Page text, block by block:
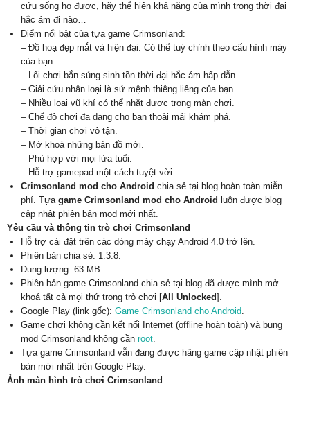
cứu sống họ được, hãy thể hiện khả năng của mình trong thời đại
hắc ám đi nào…
Điểm nổi bật của tựa game Crimsonland:
– Đồ hoạ đẹp mắt và hiện đại. Có thể tuỳ chỉnh theo cấu hình máy
của bạn.
– Lối chơi bắn súng sinh tồn thời đại hắc ám hấp dẫn.
– Giải cứu nhân loại là sứ mệnh thiêng liêng của bạn.
– Nhiều loại vũ khí có thể nhặt được trong màn chơi.
– Chế độ chơi đa dạng cho bạn thoải mái khám phá.
– Thời gian chơi vô tận.
– Mở khoá những bản đồ mới.
– Phù hợp với mọi lứa tuổi.
– Hỗ trợ gamepad một cách tuyệt vời.
Crimsonland mod cho Android chia sẻ tại blog hoàn toàn miễn
phí. Tựa game Crimsonland mod cho Android luôn được blog
cập nhật phiên bản mod mới nhất.
Yêu cầu và thông tin trò chơi Crimsonland
Hỗ trợ cài đặt trên các dòng máy chạy Android 4.0 trở lên.
Phiên bản chia sẻ: 1.3.8.
Dung lượng: 63 MB.
Phiên bản game Crimsonland chia sẻ tại blog đã được mình mở
khoá tất cả mọi thứ trong trò chơi [All Unlocked].
Google Play (link gốc): Game Crimsonland cho Android.
Game chơi không cần kết nối Internet (offline hoàn toàn) và bung
mod Crimsonland không cần root.
Tựa game Crimsonland vẫn đang được hãng game cập nhật phiên
bản mới nhất trên Google Play.
Ảnh màn hình trò chơi Crimsonland